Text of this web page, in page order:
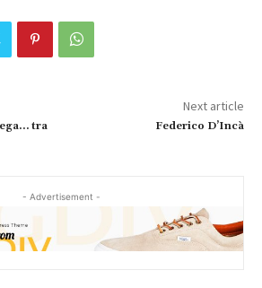
tra
Next article
Federico D’Incà
- Advertisement -